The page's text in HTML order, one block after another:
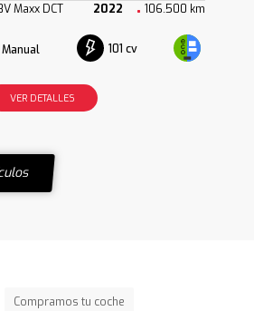
Maxx DCT 2022 106.500 km
Manual 101 cv
VER DETALLES
Compramos tu coche